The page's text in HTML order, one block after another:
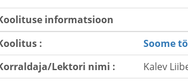
Koolitusklassi
Kindlustused
informatsioon
:
Soome
Lektori nimi :
Kalev